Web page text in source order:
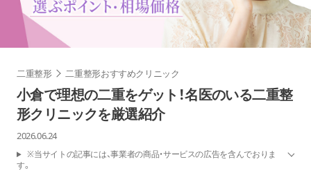
二重整形 二重整形おすすめクリニック
小倉で理想の二重をゲット！名医のいる二重整
形クリニックを厳選紹介
2026.06.24
※当サイトの記事には、事業者の商品・サービスの広告を含んでおりま
す。